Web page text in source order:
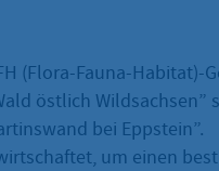
(Flora-Fauna-Habitat)-
östlich Wildsachsen”
bei Eppstein”.
um einen